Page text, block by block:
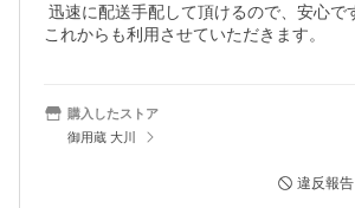
これからも利用させていただきます。
購入したストア
御用蔵 大川
違反報告